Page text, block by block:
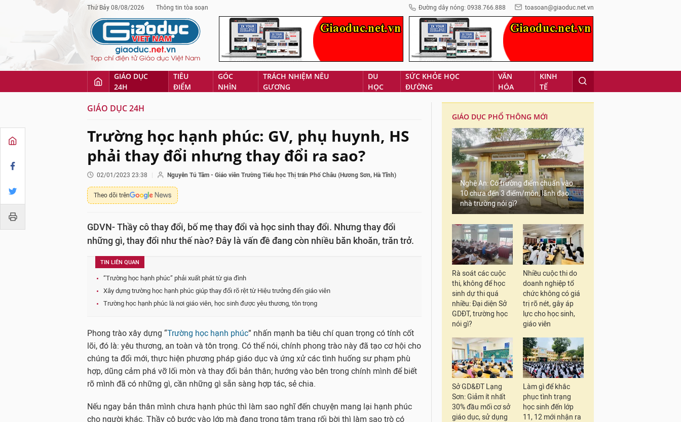
Thứ Bảy 08/08/2026 Thông tin tòa soạn Đường dây nóng: 0938.766.888 toasoan@giaoduc.net.vn
GIÁO DỤC
24H
TIÊU
ĐIỂM
GÓC
NHÌN
TRÁCH NHIỆM NÊU
GƯƠNG
DU
HỌC
SỨC KHỎE HỌC
ĐƯỜNG
VĂN
HÓA
KINH
TẾ
GIÁO DỤC 24H
Trường học hạnh phúc: GV, phụ huynh, HS
phải thay đổi nhưng thay đổi ra sao?
02/01/2023 23:38 Nguyễn Tú Tâm - Giáo viên Trường Tiểu học Thị trấn Phố Châu (Hương Sơn, Hà Tĩnh)
Theo dõi trên
GDVN- Thầy cô thay đổi, bố mẹ thay đổi và học sinh thay đổi. Nhưng thay đổi
những gì, thay đổi như thế nào? Đây là vấn đề đang còn nhiều băn khoăn, trăn trở.
TIN LIÊN QUAN
“Trường học hạnh phúc” phải xuất phát từ gia đình
Xây dựng trường học hạnh phúc giúp thay đổi rõ rệt từ Hiệu trưởng đến giáo viên
Trường học hạnh phúc là nơi giáo viên, học sinh được yêu thương, tôn trọng
Phong trào xây dựng “Trường học hạnh phúc” nhấn mạnh ba tiêu chí quan trọng có tính cốt
lõi, đó là: yêu thương, an toàn và tôn trọng. Có thể nói, chính phong trào này đã tạo cơ hội cho
chúng ta đổi mới, thực hiện phương pháp giáo dục và ứng xử các tình huống sư phạm phù
hợp, dũng cảm phá vỡ lối mòn và thay đổi bản thân; hướng vào bên trong chính mình để biết
rõ mình đã có những gì, cần những gì sẵn sàng hợp tác, sẻ chia.
Nếu ngay bản thân mình chưa hạnh phúc thì làm sao nghĩ đến chuyện mang lại hạnh phúc
cho người khác. Thầy cô bước vào lớp mà đang trong tâm trạng rối bời thì làm sao trò có
GIÁO DỤC PHỔ THÔNG MỚI
Nghệ An: Có trường điểm chuẩn vào
10 chưa đến 3 điểm/môn, lãnh đạo
nhà trường nói gì?
Rà soát các cuộc
thi, không để học
sinh dự thi quá
nhiều: Đại diện Sở
GDĐT, trường học
nói gì?
Nhiều cuộc thi do
doanh nghiệp tổ
chức không có giá
trị rõ nét, gây áp
lực cho học sinh,
giáo viên
Sở GD&ĐT Lạng
Sơn: Giảm ít nhất
30% đầu mối cơ sở
giáo dục, sử dụng
Làm gì để khắc
phục tình trạng
học sinh đến lớp
11, 12 mới nhận ra